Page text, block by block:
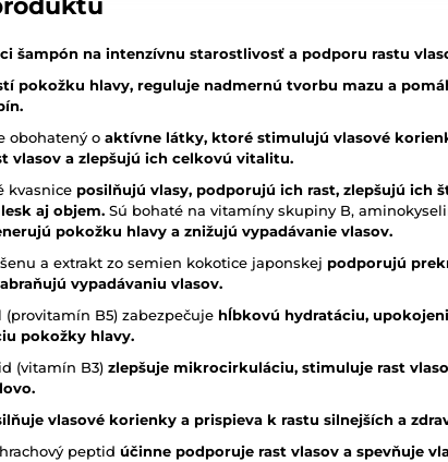
šampón na intenzívnu starostlivosť a podporu rastu
pokožku hlavy, reguluje nadmernú tvorbu mazu a
obohatený o aktívne látky, ktoré stimulujú vlasové
vlasov a zlepšujú ich celkovú vitalitu.
kvasnice posilňujú vlasy, podporujú ich rast, zlepšujú ich
aj objem. Sú bohaté na vitamíny skupiny B,
pokožku hlavy a znižujú vypadávanie vlasov.
a extrakt zo semien kokotice japonskej podporujú
vypadávaniu vlasov.
(provitamín B5) zabezpečuje hĺbkovú hydratáciu,
pokožky hlavy.
(vitamín B3) zlepšuje mikrocirkuláciu, stimuluje rast
vlasové korienky a prispieva k rastu silnejších a
peptid účinne podporuje rast vlasov a spevňuje